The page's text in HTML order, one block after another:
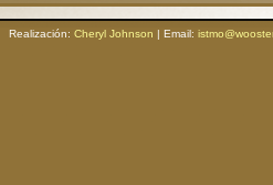
Realización: Cheryl Johnson | Email: